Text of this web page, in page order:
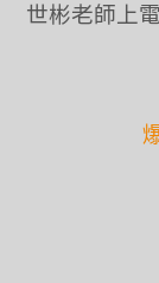
世彬老師上